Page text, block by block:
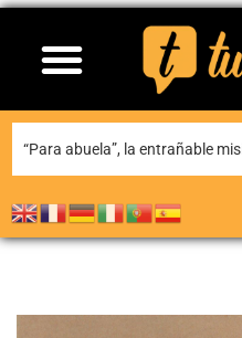
Teguise honra a Nuestra Señora de Las Nieves en la tradicional misa en la ermita